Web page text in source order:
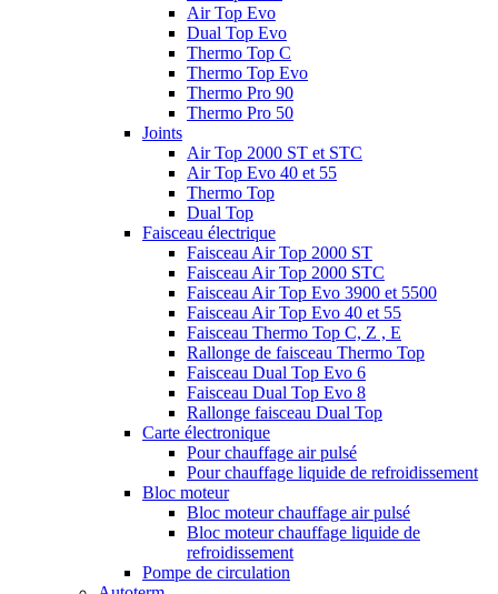
Air Top Evo
Dual Top Evo
Thermo Top C
Thermo Top Evo
Thermo Pro 90
Thermo Pro 50
Joints
Air Top 2000 ST et STC
Air Top Evo 40 et 55
Thermo Top
Dual Top
Faisceau électrique
Faisceau Air Top 2000 ST
Faisceau Air Top 2000 STC
Faisceau Air Top Evo 3900 et 5500
Faisceau Air Top Evo 40 et 55
Faisceau Thermo Top C, Z , E
Rallonge de faisceau Thermo Top
Faisceau Dual Top Evo 6
Faisceau Dual Top Evo 8
Rallonge faisceau Dual Top
Carte électronique
Pour chauffage air pulsé
Pour chauffage liquide de refroidissement
Bloc moteur
Bloc moteur chauffage air pulsé
Bloc moteur chauffage liquide de
refroidissement
Pompe de circulation